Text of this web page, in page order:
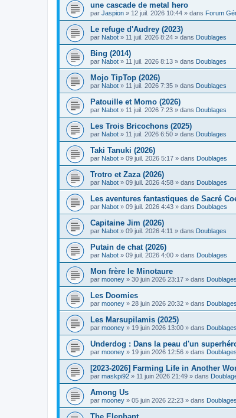
une cascade de metal hero
par Jaspion » 12 juil. 2026 10:44 » dans Forum
Le refuge d'Audrey (2023)
par Nabot » 11 juil. 2026 8:24 » dans Doublages
Bing (2014)
par Nabot » 11 juil. 2026 8:13 » dans Doublages
Mojo TipTop (2026)
par Nabot » 11 juil. 2026 7:35 » dans Doublages
Patouille et Momo (2026)
par Nabot » 11 juil. 2026 7:23 » dans Doublages
Les Trois Bricochons (2025)
par Nabot » 11 juil. 2026 6:50 » dans Doublages
Taki Tanuki (2026)
par Nabot » 09 juil. 2026 5:17 » dans Doublages
Trotro et Zaza (2026)
par Nabot » 09 juil. 2026 4:58 » dans Doublages
Les aventures fantastiques de Sacré
par Nabot » 09 juil. 2026 4:43 » dans Doublages
Capitaine Jim (2026)
par Nabot » 09 juil. 2026 4:11 » dans Doublages
Putain de chat (2026)
par Nabot » 09 juil. 2026 4:00 » dans Doublages
Mon frère le Minotaure
par mooney » 30 juin 2026 23:17 » dans Doublages
Les Doomies
par mooney » 28 juin 2026 20:32 » dans Doublages
Les Marsupilamis (2025)
par mooney » 19 juin 2026 13:00 » dans Doublages
Underdog : Dans la peau d'un
par mooney » 19 juin 2026 12:56 » dans Doublages
[2023-2026] Farming Life in Another
par maskpi92 » 11 juin 2026 21:49 » dans
Among Us
par mooney » 05 juin 2026 22:23 » dans Doublages